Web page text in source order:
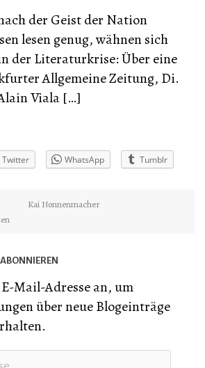
der Geist der Nation
lesen genug, wähnen sich
der Literaturkrise: Über eine
Allgemeine Zeitung, Di.
Viala […]
Twitter WhatsApp Tumblr
Kai Nonnenmacher
Mail-Adresse an, um
über neue Blogeinträge